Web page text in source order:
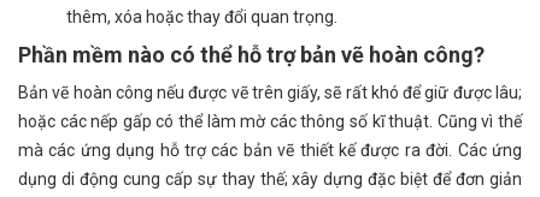
thêm, xóa hoặc thay đổi quan trọng.
Phần mềm nào có thể hỗ trợ bản vẽ hoàn công?
Bản vẽ hoàn công nếu được vẽ trên giấy, sẽ rất khó để giữ được lâu;
hoặc các nếp gấp có thể làm mờ các thông số kĩ thuật. Cũng vì thế
mà các ứng dụng hỗ trợ các bản vẽ thiết kế được ra đời. Các ứng
dụng di động cung cấp sự thay thế; xây dựng đặc biệt để đơn giản